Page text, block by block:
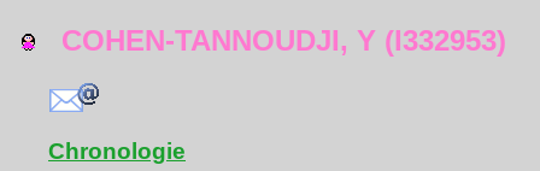
COHEN-TANNOUDJI, Y (I332953)
Chronologie